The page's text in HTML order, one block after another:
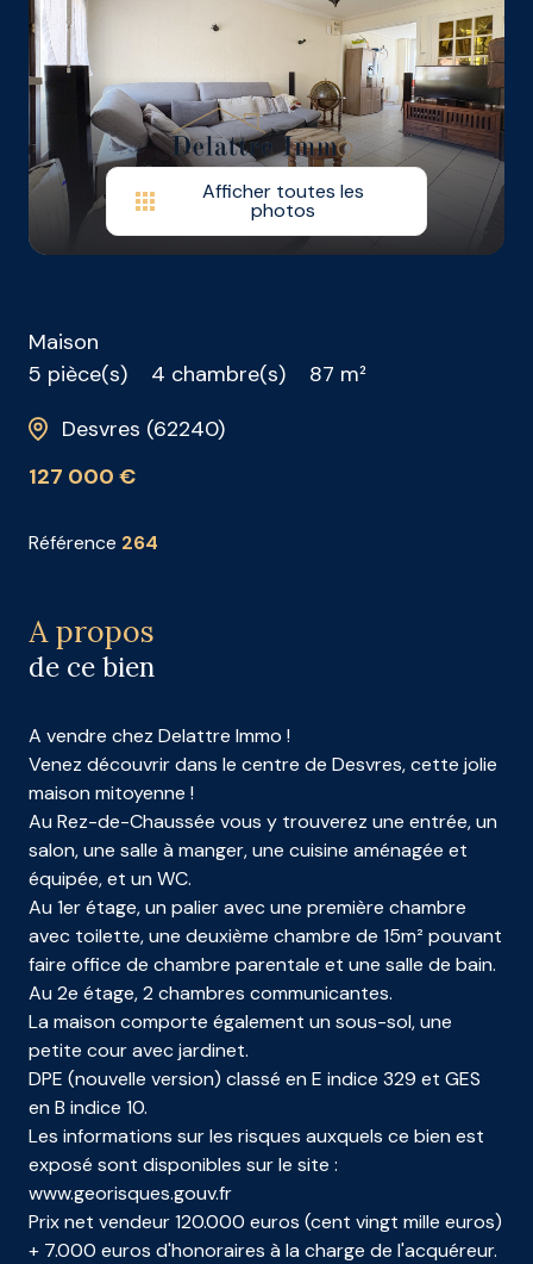
vendus
contact
Afficher toutes les
photos
Maison
5 pièce(s)
4 chambre(s)
87 m²
Desvres (62240)
127 000 €
Référence 264
A propos
de ce bien
A vendre chez Delattre Immo !
Venez découvrir dans le centre de Desvres, cette jolie
maison mitoyenne !
Au Rez-de-Chaussée vous y trouverez une entrée, un
salon, une salle à manger, une cuisine aménagée et
équipée, et un WC.
Au 1er étage, un palier avec une première chambre
avec toilette, une deuxième chambre de 15m² pouvant
faire office de chambre parentale et une salle de bain.
Au 2e étage, 2 chambres communicantes.
La maison comporte également un sous-sol, une
petite cour avec jardinet.
DPE (nouvelle version) classé en E indice 329 et GES
en B indice 10.
Les informations sur les risques auxquels ce bien est
exposé sont disponibles sur le site :
www.georisques.gouv.fr
Prix net vendeur 120.000 euros (cent vingt mille euros)
+ 7.000 euros d'honoraires à la charge de l'acquéreur.